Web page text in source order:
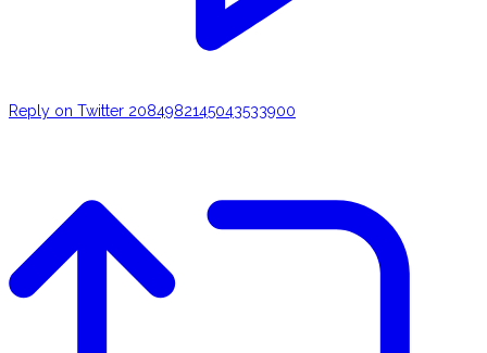
Reply on Twitter 2084982145043533900